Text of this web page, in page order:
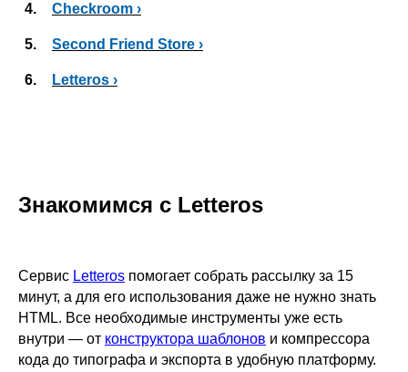
4. Checkroom ›
5. Second Friend Store ›
6. Letteros ›
Знакомимся с Letteros
Сервис Letteros помогает собрать рассылку за 15
минут, а для его использования даже не нужно знать
HTML. Все необходимые инструменты уже есть
внутри — от конструктора шаблонов и компрессора
кода до типографа и экспорта в удобную платформу.